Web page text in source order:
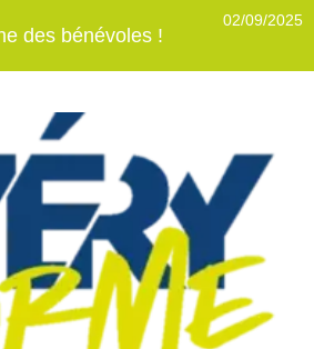
des bénévoles !
02/09/2025